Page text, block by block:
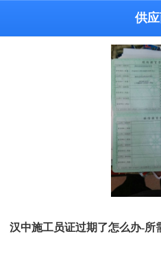
供
汉中施工员证过期了怎么办-所